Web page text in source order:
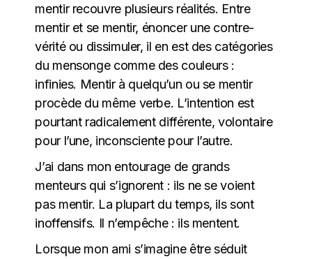
mentir recouvre plusieurs réalités. Entre
mentir et se mentir, énoncer une contre-
vérité ou dissimuler, il en est des catégories
du mensonge comme des couleurs :
infinies. Mentir à quelqu’un ou se mentir
procède du même verbe. L’intention est
pourtant radicalement différente, volontaire
pour l’une, inconsciente pour l’autre.
J’ai dans mon entourage de grands
menteurs qui s’ignorent : ils ne se voient
pas mentir. La plupart du temps, ils sont
inoffensifs. Il n’empêche : ils mentent.
Lorsque mon ami s’imagine être séduit